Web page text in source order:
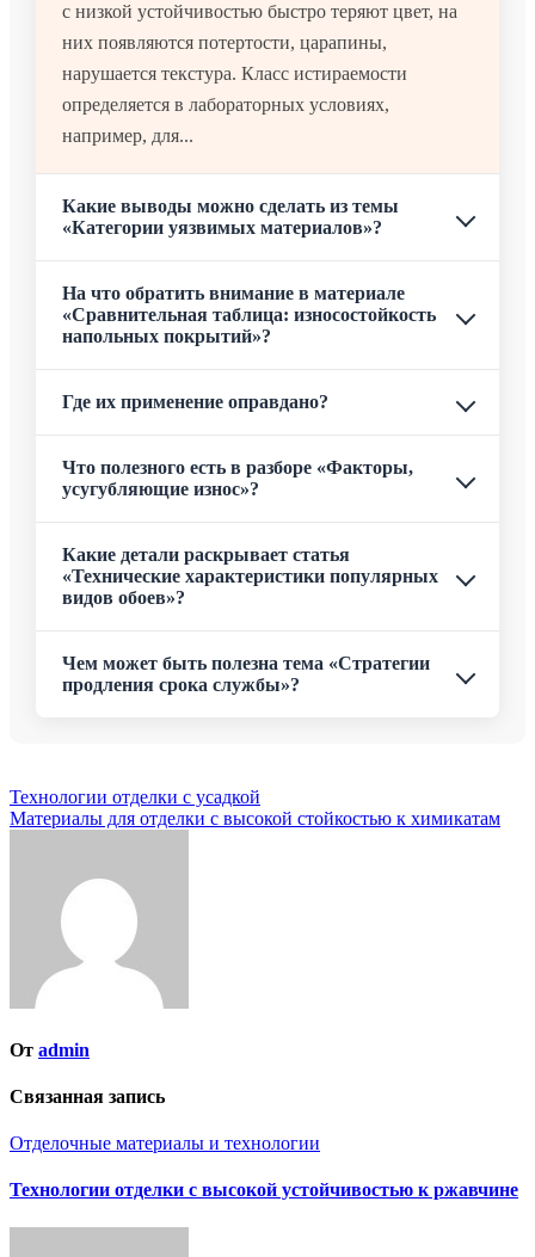
с низкой устойчивостью быстро теряют цвет, на
них появляются потертости, царапины,
нарушается текстура. Класс истираемости
определяется в лабораторных условиях,
например, для...
Какие выводы можно сделать из темы
«Категории уязвимых материалов»?
На что обратить внимание в материале
«Сравнительная таблица: износостойкость
напольных покрытий»?
Где их применение оправдано?
Что полезного есть в разборе «Факторы,
усугубляющие износ»?
Какие детали раскрывает статья
«Технические характеристики популярных
видов обоев»?
Чем может быть полезна тема «Стратегии
продления срока службы»?
Навигация
по
Технологии отделки с усадкой
Материалы для отделки с высокой стойкостью к химикатам
От admin
Связанная запись
Отделочные материалы и технологии
Технологии отделки с высокой устойчивостью к ржавчине